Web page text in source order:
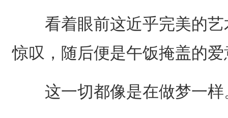
看着眼前这近乎完美的艺
惊叹，随后便是午饭掩盖的爱
这一切都像是在做梦一样